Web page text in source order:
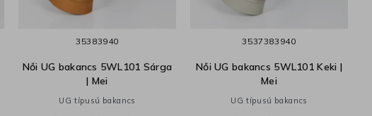
35383940
Női UG bakancs 5WL101 Sárga
| Mei
UG típusú bakancs
3537383940
Női UG bakancs 5WL101 Keki |
Mei
UG típusú bakancs